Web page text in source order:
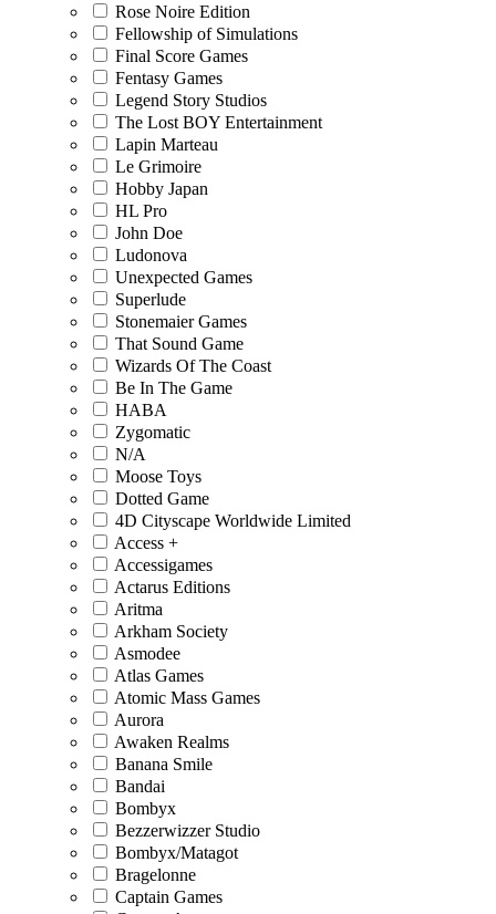
Rose Noire Edition
Fellowship of Simulations
Final Score Games
Fentasy Games
Legend Story Studios
The Lost BOY Entertainment
Lapin Marteau
Le Grimoire
Hobby Japan
HL Pro
John Doe
Ludonova
Unexpected Games
Superlude
Stonemaier Games
That Sound Game
Wizards Of The Coast
Be In The Game
HABA
Zygomatic
N/A
Moose Toys
Dotted Game
4D Cityscape Worldwide Limited
Access +
Accessigames
Actarus Editions
Aritma
Arkham Society
Asmodee
Atlas Games
Atomic Mass Games
Aurora
Awaken Realms
Banana Smile
Bandai
Bombyx
Bezzerwizzer Studio
Bombyx/Matagot
Bragelonne
Captain Games